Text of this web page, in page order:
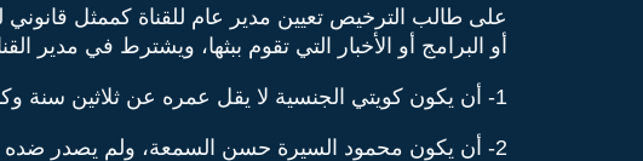
على طالب الترخيص تعيين مدير عام للقناة كممثل قانوني
أو البرامج أو الأخبار التي تقوم ببثها، ويشترط في مدير
1- أن يكون كويتي الجنسية لا يقل عمره عن ثلاثين سنة وكامل الأهلية.
2- أن يكون محمود السيرة حسن السمعة، ولم يصدر ضده حكم نهائي في جناية أو جنحة من الجنح المخلة بالشرف أو الأمانة ما لم يكن قد رد إليه اعتباره.